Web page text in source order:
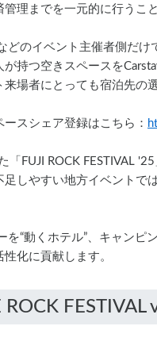
理までを一元的に行うこ
どのイベント主催者側だ
持つ空きスペースを
場者にとっても宿泊先
スシェア登録はこちら：
「FUJI ROCK FESTIVAL
しやすい地方イベント
“動くホテル”、キャン
化に貢献します。